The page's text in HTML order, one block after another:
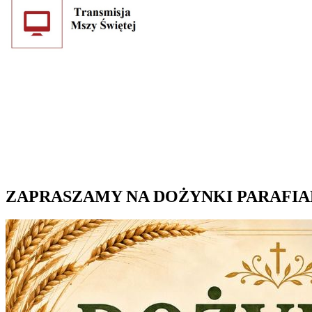
ZAPRASZAMY NA DOŻYNKI